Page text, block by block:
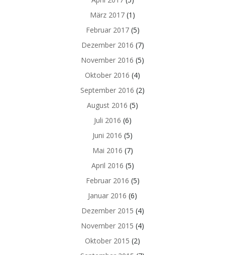
März 2017 (1)
Februar 2017(5)
Dezember 2016 (7)
November 2016 (5)
Oktober 2016 (4)
September 2016 (2)
August 2016 (5)
Juli 2016 (6)
Juni 2016 (5)
Mai 2016 (7)
April 2016 (5)
Februar 2016 (5)
Januar 2016 (6)
Dezember 2015 (4)
November 2015 (4)
Oktober 2015 (2)